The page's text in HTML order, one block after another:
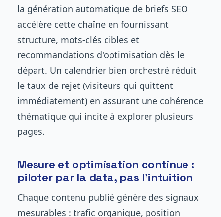
la génération automatique de briefs SEO
accélère cette chaîne en fournissant
structure, mots-clés cibles et
recommandations d'optimisation dès le
départ. Un calendrier bien orchestré réduit
le taux de rejet (visiteurs qui quittent
immédiatement) en assurant une cohérence
thématique qui incite à explorer plusieurs
pages.
Mesure et optimisation continue :
piloter par la data, pas l'intuition
Chaque contenu publié génère des signaux
mesurables : trafic organique, position